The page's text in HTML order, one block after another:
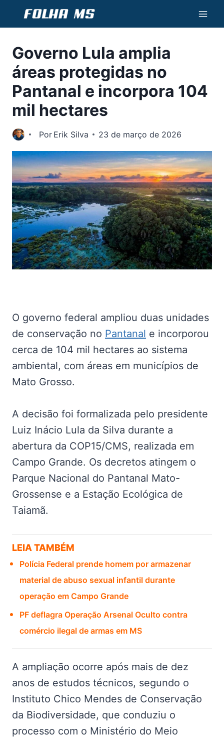
Conteúdo
Governo Lula amplia
áreas protegidas no
Pantanal e incorpora 104
mil hectares
Por Erik Silva 23 de março de 2026
O governo federal ampliou duas unidades
de conservação no Pantanal e incorporou
cerca de 104 mil hectares ao sistema
ambiental, com áreas em municípios de
Mato Grosso.
A decisão foi formalizada pelo presidente
Luiz Inácio Lula da Silva durante a
abertura da COP15/CMS, realizada em
Campo Grande. Os decretos atingem o
Parque Nacional do Pantanal Mato-
Grossense e a Estação Ecológica de
Taiamã.
LEIA TAMBÉM
Polícia Federal prende homem por armazenar
material de abuso sexual infantil durante
operação em Campo Grande
PF deflagra Operação Arsenal Oculto contra
comércio ilegal de armas em MS
A ampliação ocorre após mais de dez
anos de estudos técnicos, segundo o
Instituto Chico Mendes de Conservação
da Biodiversidade, que conduziu o
processo com o Ministério do Meio